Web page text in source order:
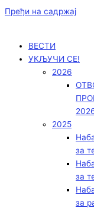
Пређи на садржај
ВЕСТИ
УКЉУЧИ СЕ!
2026
2025
за
за
за